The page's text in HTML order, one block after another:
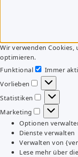
Wir verwenden Cookies,
optimieren.
Funktional
Immer
Vorlieben
Vorlieben
Statistiken
Statistiken
Marketing
Marketing
Optionen
Dienste verwalten
Verwalten von
Lese mehr über